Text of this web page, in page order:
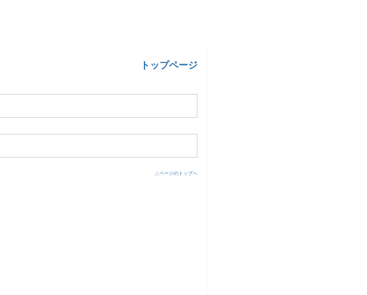
トップページ
△ページのトップへ